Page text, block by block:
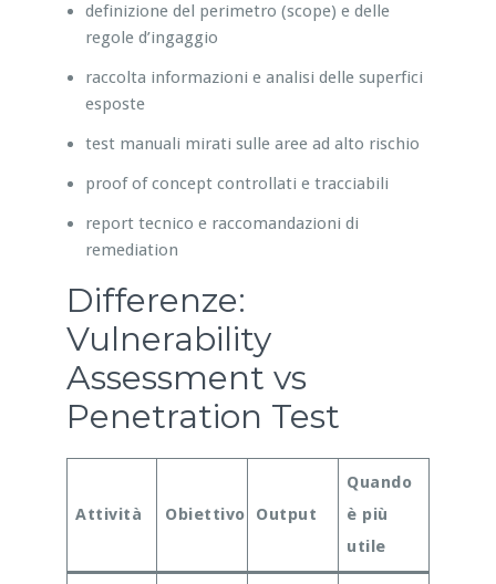
definizione del perimetro (scope) e delle
regole d’ingaggio
raccolta informazioni e analisi delle superfici
esposte
test manuali mirati sulle aree ad alto rischio
proof of concept controllati e tracciabili
report tecnico e raccomandazioni di
remediation
Differenze:
Vulnerability
Assessment vs
Penetration Test
Attività Obiettivo Output
Quando
è più
utile